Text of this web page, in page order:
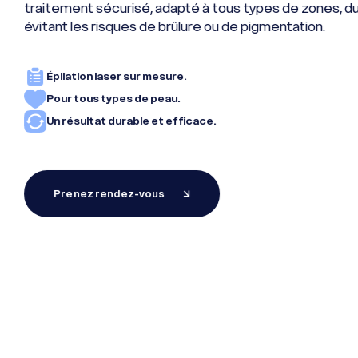
viking ? Une certitude : on va
vous rendre barbu !
méticuleusement pour un
regard plein de confiance
: façonnez le regard
correspond
cheveux passagères ou
freiner une alopécie
Paris Levallois Lyon
traitement sécurisé, adapté à tous types de zones,
évitant les risques de brûlure ou de pigmentation.
Épilation laser sur mesure.
Pour tous types de peau.
Un résultat durable et efficace.
Prenez rendez-vous